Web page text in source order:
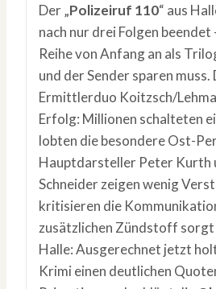
Der „Polizeiruf 110“ aus
nach nur drei Folgen
Reihe von Anfang an als
und der Sender sparen muss.
Ermittlerduo Koitzsch/
Erfolg: Millionen schalteten
lobten die besondere Ost-
Hauptdarsteller Peter Kurth
Schneider zeigen wenig
kritisieren die
zusätzlichen Zündstoff sorgt
Halle: Ausgerechnet jetzt
Krimi einen deutlichen